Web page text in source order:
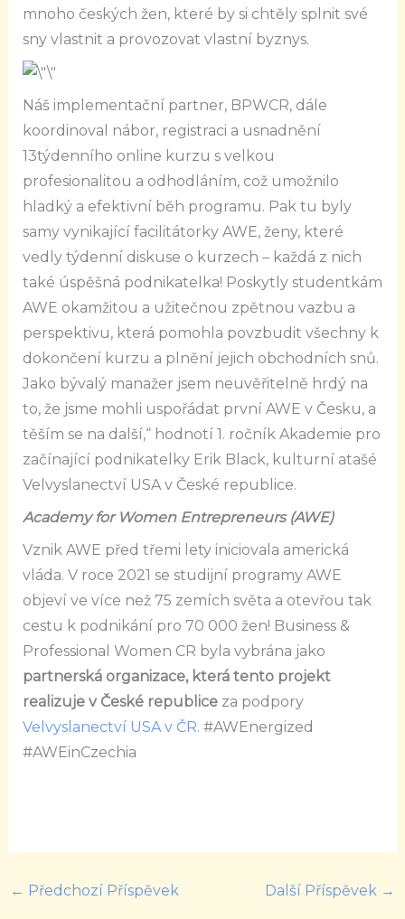
mnoho českých žen, které by si chtěly splnit své
sny vlastnit a provozovat vlastní byznys.
Náš implementační partner, BPWCR, dále
koordinoval nábor, registraci a usnadnění
13týdenního online kurzu s velkou
profesionalitou a odhodláním, což umožnilo
hladký a efektivní běh programu. Pak tu byly
samy vynikající facilitátorky AWE, ženy, které
vedly týdenní diskuse o kurzech – každá z nich
také úspěšná podnikatelka! Poskytly studentkám
AWE okamžitou a užitečnou zpětnou vazbu a
perspektivu, která pomohla povzbudit všechny k
dokončení kurzu a plnění jejich obchodních snů.
Jako bývalý manažer jsem neuvěřitelně hrdý na
to, že jsme mohli uspořádat první AWE v Česku, a
těším se na další,“ hodnotí 1. ročník Akademie pro
začínající podnikatelky Erik Black, kulturní atašé
Velvyslanectví USA v České republice.
Academy for Women Entrepreneurs (AWE)
Vznik AWE před třemi lety iniciovala americká
vláda. V roce 2021 se studijní programy AWE
objeví ve více než 75 zemích světa a otevřou tak
cestu k podnikání pro 70 000 žen! Business &
Professional Women CR byla vybrána jako
partnerská organizace, která tento projekt
realizuje v České republiceza podpory
Velvyslanectví USA v ČR. #AWEnergized
#AWEinCzechia
← Předchozí Příspěvek Další Příspěvek →